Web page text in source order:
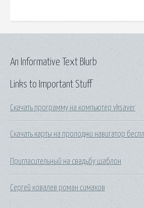
Links to Important Stuff
Скачать программу на компьютер vksaver
Скачать карты на пролоджи навигатор
Пригласительный на свадьбу шаблон
Сергей ковалев роман симаков
An Informative Text Blurb